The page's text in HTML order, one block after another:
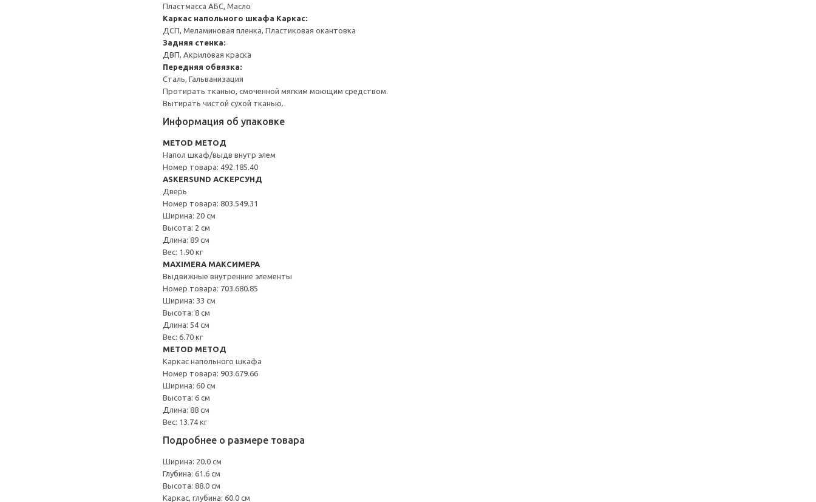
Пластмасса АБС, Масло
Каркас напольного шкафа Каркас:
ДСП, Меламиновая пленка, Пластиковая окантовка
Задняя стенка:
ДВП, Акриловая краска
Передняя обвязка:
Сталь, Гальванизация
Протирать тканью, смоченной мягким моющим средством.
Вытирать чистой сухой тканью.
Информация об упаковке
METOD МЕТОД
Напол шкаф/выдв внутр элем
Номер товара: 492.185.40
ASKERSUND АСКЕРСУНД
Дверь
Номер товара: 803.549.31
Ширина: 20 см
Высота: 2 см
Длина: 89 см
Вес: 1.90 кг
MAXIMERA МАКСИМЕРА
Выдвижные внутренние элементы
Номер товара: 703.680.85
Ширина: 33 см
Высота: 8 см
Длина: 54 см
Вес: 6.70 кг
METOD МЕТОД
Каркас напольного шкафа
Номер товара: 903.679.66
Ширина: 60 см
Высота: 6 см
Длина: 88 см
Вес: 13.74 кг
Подробнее о размере товара
Ширина: 20.0 см
Глубина: 61.6 см
Высота: 88.0 см
Каркас, глубина: 60.0 см